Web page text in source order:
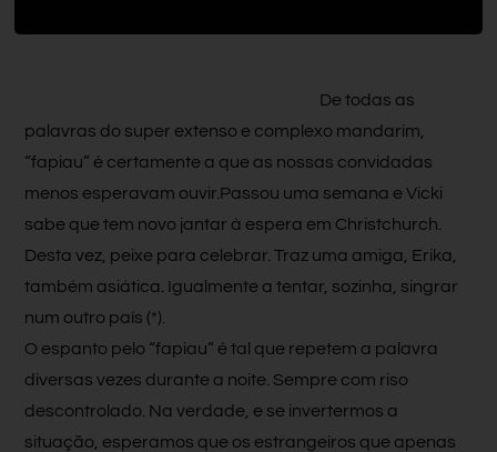
De todas as
palavras do super extenso e complexo mandarim,
“fapiau” é certamente a que as nossas convidadas
menos esperavam ouvir.Passou uma semana e Vicki
sabe que tem novo jantar à espera em Christchurch.
Desta vez, peixe para celebrar. Traz uma amiga, Erika,
também asiática. Igualmente a tentar, sozinha, singrar
num outro país (*).
O espanto pelo “fapiau” é tal que repetem a palavra
diversas vezes durante a noite. Sempre com riso
descontrolado. Na verdade, e se invertermos a
situação, esperamos que os estrangeiros que apenas